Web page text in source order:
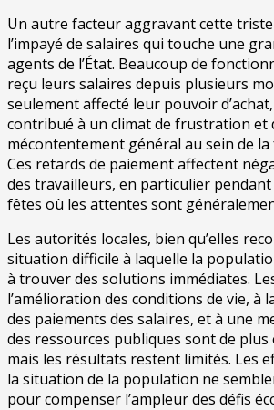
Un autre facteur aggravant cette
l’impayé de salaires qui touche une
agents de l’État. Beaucoup de
reçu leurs salaires depuis plusieurs
seulement affecté leur pouvoir
contribué à un climat de frustration et
mécontentement général au sein de
Ces retards de paiement affectent
des travailleurs, en particulier pendant
fêtes où les attentes sont
Les autorités locales, bien qu’elles
situation difficile à laquelle la
à trouver des solutions immédiates.
l’amélioration des conditions de vie, à
des paiements des salaires, et à une
des ressources publiques sont de
mais les résultats restent limités. Les
la situation de la population ne
pour compenser l’ampleur des défis